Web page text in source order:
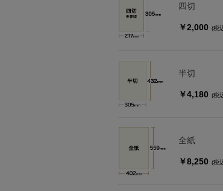
四切
￥2,000 (税
半切
￥4,180 (税
全紙
￥8,250 (税